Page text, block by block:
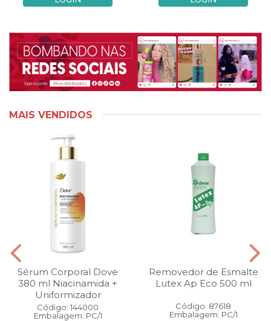
MAIS VENDIDOS
Sérum Corporal Dove
380 ml Niacinamida +
Uniformizador
Código: 144000
Embalagem: PC/1
Removedor de Esmalte
Lutex Ap Eco 500 ml
Código: 87618
Embalagem: PC/1